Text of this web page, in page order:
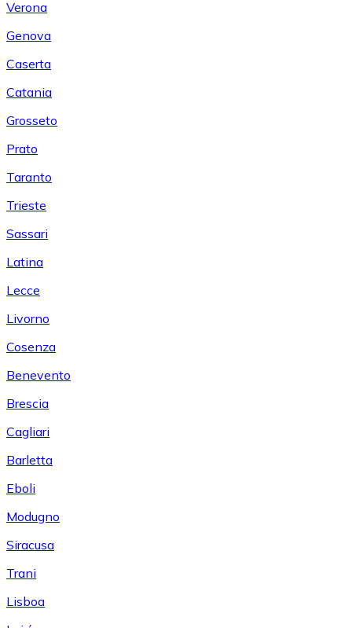
Verona
Genova
Caserta
Catania
Grosseto
Prato
Taranto
Trieste
Sassari
Latina
Lecce
Livorno
Cosenza
Benevento
Brescia
Cagliari
Barletta
Eboli
Modugno
Siracusa
Trani
Lisboa